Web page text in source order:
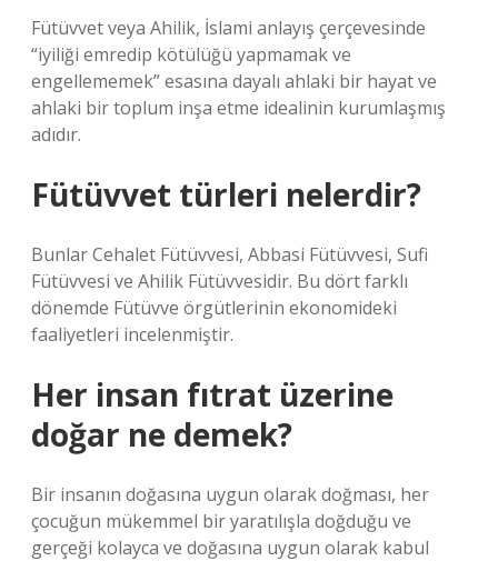
Fütüvvet veya Ahilik, İslami anlayış çerçevesinde
“iyiliği emredip kötülüğü yapmamak ve
engellememek” esasına dayalı ahlaki bir hayat ve
ahlaki bir toplum inşa etme idealinin kurumlaşmış
adıdır.
Fütüvvet türleri nelerdir?
Bunlar Cehalet Fütüvvesi, Abbasi Fütüvvesi, Sufi
Fütüvvesi ve Ahilik Fütüvvesidir. Bu dört farklı
dönemde Fütüvve örgütlerinin ekonomideki
faaliyetleri incelenmiştir.
Her insan fıtrat üzerine
doğar ne demek?
Bir insanın doğasına uygun olarak doğması, her
çocuğun mükemmel bir yaratılışla doğduğu ve
gerçeği kolayca ve doğasına uygun olarak kabul